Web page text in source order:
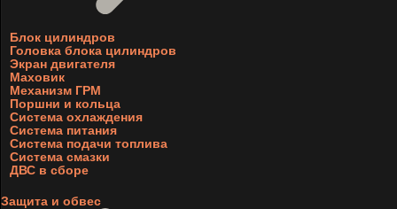
Блок цилиндров
Головка блока цилиндров
Экран двигателя
Маховик
Механизм ГРМ
Поршни и кольца
Система охлаждения
Система питания
Система подачи топлива
Система смазки
ДВС в сборе
Защита и обвес